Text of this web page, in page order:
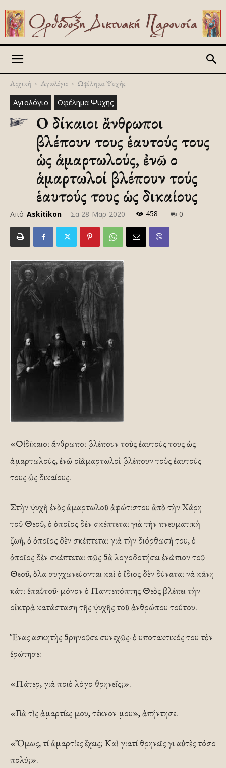
Αρχική Αγιολόγιο Ωφέλημα Ψυχής
Αγιολόγιο Ωφέλημα Ψυχής
Οἱ δίκαιοι ἄνθρωποι
βλέπουν τους ἑαυτούς τους
ὡς ἁμαρτωλούς, ἐνῶ οἱ
ἁμαρτωλοί βλέπουν τούς
ἑαυτούς τους ὡς δικαίους
Από Askitikon - Σα 28-Μαρ-2020 458 0
«Οἱ δίκαιοι ἄνθρωποι βλέπουν τοὺς ἑαυτούς τους ὡς
ἁμαρτωλούς, ἐνῶ οἱ ἁμαρτωλοὶ βλέπουν τοὺς ἑαυτούς
τους ὡς δικαίους.
Στὴν ψυχὴ ἑνὸς ἁμαρτωλοῦ ἀφώτιστου ἀπὸ τὴν Χάρη
τοῦ Θεοῦ, ὁ ὁποῖος δὲν σκέπτεται γιὰ τὴν πνευματικὴ
ζωή, ὁ ὁποῖος δὲν σκέπτεται γιὰ τὴν διόρθωσή του, ὁ
ὁποῖος δὲν σκέπτεται πῶς θὰ λογοδοτήσει ἐνώπιον τοῦ
Θεοῦ, ὅλα συγχωνεύονται καὶ ὁ ἴδιος δὲν δύναται νὰ κάνη
κάτι ἐπαὐτοῦ· μόνον ὁ Παντεπόπτης Θεὸς βλέπει τὴν
οἰκτρὰ κατάσταση τῆς ψυχῆς τοῦ ἀνθρώπου τούτου.
Ἕνας ασκητὴς θρηνοῦσε συνεχῶς· ὁ υποτακτικός του τὸν
ἐρώτησε:
«Πάτερ, γιὰ ποιὸ λόγο θρηνεῖς;».
«Γιὰ τὶς ἁμαρτίες μου, τέκνον μου», ἀπήντησε.
«Ὅμως, τί ἁμαρτίες ἔχεις; Καὶ γιατί θρηνεῖς γι αὐτὲς τόσο
πολύ;».